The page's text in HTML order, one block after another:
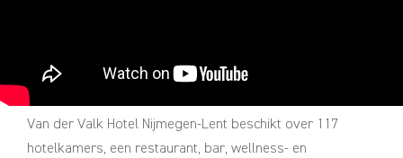
Van der Valk Hotel Nijmegen-Lent beschikt over 117
hotelkamers, een restaurant, bar, wellness- en